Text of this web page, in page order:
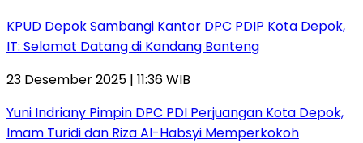
KPUD Depok Sambangi Kantor DPC PDIP Kota Depok,
IT: Selamat Datang di Kandang Banteng
23 Desember 2025 | 11:36 WIB
Yuni Indriany Pimpin DPC PDI Perjuangan Kota Depok,
Imam Turidi dan Riza Al-Habsyi Memperkokoh